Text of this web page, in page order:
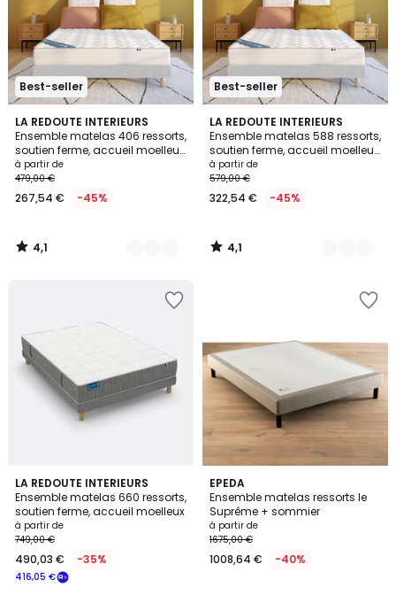
Best-seller
LA REDOUTE INTERIEURS
Ensemble matelas 406 ressorts,
soutien ferme, accueil moelleux
et sommier
à partir de
479,00 €
267,54 € -45%
4,1
/ 5
2
Couleurs
4,1
/
Best-seller
LA REDOUTE INTERIEURS
Ensemble matelas 588 ressorts,
soutien ferme, accueil moelleux
et sommier
à partir de
579,00 €
322,54 € -45%
4,1
/ 5
2
Couleurs
4,1
/
LA REDOUTE INTERIEURS
Ensemble matelas 660 ressorts,
soutien ferme, accueil moelleux
à partir de
416,05 €
749,00 €
490,03 € -35%
3
/
5
4
Couleurs
EPEDA
Ensemble matelas ressorts le
Suprême + sommier
à partir de
1675,00 €
1008,64 € -40%
2
Couleurs